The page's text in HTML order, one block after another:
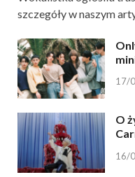
szczegóły w naszym
17/
O
16/